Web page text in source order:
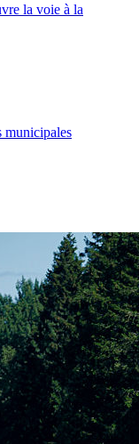
la voie à la
municipales